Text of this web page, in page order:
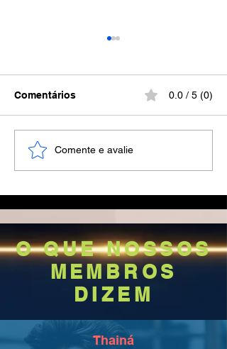
Violência Vicária:
Humanos.
Comentários 0.0 / 5 (0)
Comente e avalie
O QUE NOSSOS
MEMBROS
DIZEM
Thainá